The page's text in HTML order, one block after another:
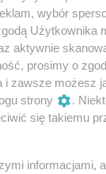
paczka
wybór
aktywnie
prosimy o
i zawsze możesz
strony
.
się takiemu
informacjami,